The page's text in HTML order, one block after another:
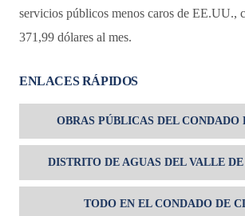
servicios públicos menos caros de EE.UU.,
371,99 dólares al mes.
ENLACES RÁPIDOS
OBRAS PÚBLICAS DEL CONDADO
DISTRITO DE AGUAS DEL VALLE
TODO EN EL CONDADO DE